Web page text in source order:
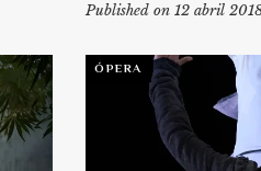
Published on 12 abril
ÓPERA